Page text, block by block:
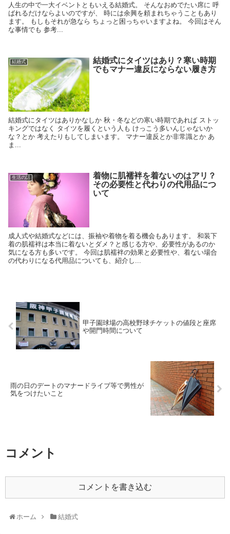
人生の中で一大イベントともいえる結婚式。 そんなおめでたい席に 呼
ばれるだけならよいのですが、 時には余興を頼まれちゃうこともあり
ます。 もしもそれが急なら ちょっと困っちゃいますよね。 今回はそん
な事情でも 参考...
結婚式
結婚式にタイツはあり？寒い時期
でもマナー違反にならない履き方
結婚式にタイツはありかなしか 秋・冬などの寒い時期であれば ストッ
キングではなく タイツを履くという人も けっこう多いんじゃないか
な？とか 考えたりもしてしまいます。 マナー違反とか非常識とか あ
ま...
生活の話
着物に肌襦袢を着ないのはアリ？
その必要性と代わりの代用品につ
いて
成人式や結婚式などには、振袖や着物を着る機会もあります。 和装下
着の肌襦袢は本当に着ないとダメ？と感じる方や、必要性があるのか
気になる方も多いです。 今回は肌襦袢の効果と必要性や、着ない場合
の代わりになる代用品についても、紹介し...
甲子園球場の高校野球チケットの値段と座席
や開門時間について
雨の日のデートのマナードライブ等で男性が
気をつけたいこと
コメント
コメントを書き込む
ホーム 結婚式